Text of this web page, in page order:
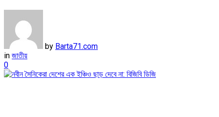
by Barta71.com
in জাতীয়
0